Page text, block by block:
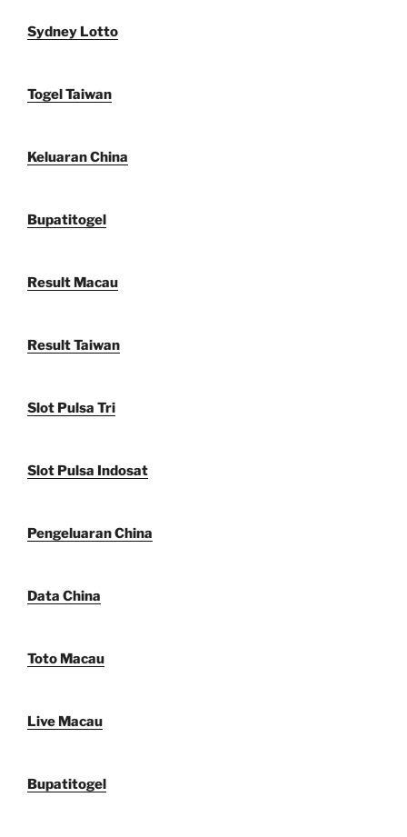
Sydney Lotto
Togel Taiwan
Keluaran China
Bupatitogel
Result Macau
Result Taiwan
Slot Pulsa Tri
Slot Pulsa Indosat
Pengeluaran China
Data China
Toto Macau
Live Macau
Bupatitogel